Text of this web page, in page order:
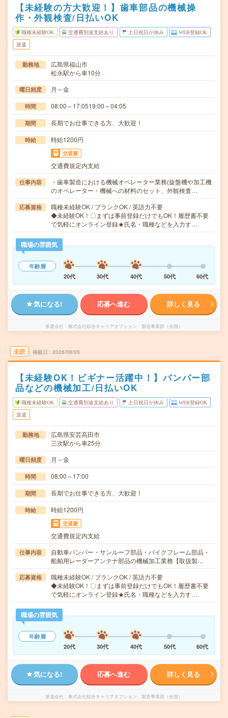
【未経験の方大歓迎！】歯車部品の機械操
作・外観検査/日払いOK
職種未経験OK 交通費別途支給あり 土日祝日が休み WEB登録OK
派遣
勤務地
広島県福山市
松永駅から車10分
曜日頻度 月～金
時間 08:00～17:0519:00～04:05
期間 長期でお仕事できる方、大歓迎！
時給 時給1200円
交通費
交通費規定内支給
仕事内容
・歯車製造における機械オペレーター業務(旋盤機や加工機
のオペレーター・機械への材料のセット、外観検査…
応募資格
職種未経験OK / ブランクOK / 英語力不要
◆未経験OK！〇まずは事前登録だけでもOK！履歴書不要
で気軽にオンライン登録★氏名・職種などを入力す…
職場の雰囲気
年齢層
20代
30代 40代 50代 60代
気になる! 応募へ進む 詳しく見る
派遣会社 株式会社綜合キャリアオプション 製造事業部（全国）
未読 掲載日 2026/08/05
【未経験OK！ビギナー活躍中！】バンパー部
品などの機械加工/日払いOK
職種未経験OK 交通費別途支給あり 土日祝日が休み WEB登録OK
派遣
勤務地
広島県安芸高田市
三次駅から車25分
曜日頻度 月～金
時間 08:00～17:00
期間 長期でお仕事できる方、大歓迎！
時給 時給1200円
交通費
交通費規定内支給
仕事内容
自動車バンパー・サンルーフ部品・バイクフレーム部品・
船舶用レーダーアンテナ部品の機械加工業務【取扱製…
応募資格
職種未経験OK / ブランクOK / 英語力不要
◆未経験OK！〇まずは事前登録だけでもOK！履歴書不要
で気軽にオンライン登録★氏名・職種などを入力す…
職場の雰囲気
年齢層
20代
30代 40代 50代 60代
気になる! 応募へ進む 詳しく見る
派遣会社 株式会社綜合キャリアオプション 製造事業部（全国）